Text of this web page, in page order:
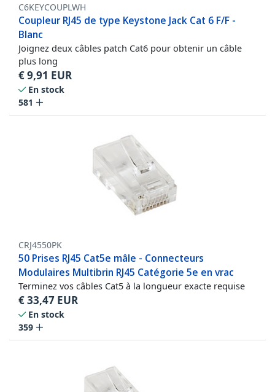
C6KEYCOUPLWH
Coupleur RJ45 de type Keystone Jack Cat 6 F/F -
Blanc
Joignez deux câbles patch Cat6 pour obtenir un câble
plus long
€9,91 EUR
En stock
581
CRJ4550PK
50 Prises RJ45 Cat5e mâle - Connecteurs
Modulaires Multibrin RJ45 Catégorie 5e en vrac
Terminez vos câbles Cat5 à la longueur exacte requise
€33,47 EUR
En stock
359